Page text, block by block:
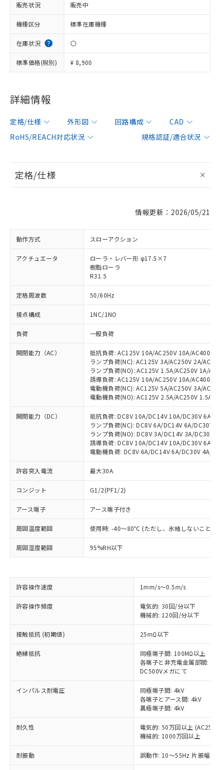
販売状況 販売中
機種区分 標準在庫機種
在庫状況 〇
標準価格(税別) ¥ 8,900
詳細情報
定格/仕様 外形図 回路構成
CAD
RoHS/REACH対応状況
規格認証/適合状況
定格/仕様
情報更新：2026/05/21
動作方式 スローアクション
アクチュエータ
ローラ・レバー形 φ17.5×7
樹脂ローラ
R31.5
定格周波数 50/60Hz
接点構成 1NC/1NO
負荷 一般負荷
開閉能力（AC）
抵抗負荷: AC125V 10A/AC250V 10A/AC400V
ランプ負荷(NC): AC125V 3A/AC250V 2A/
ランプ負荷(NO): AC125V 1.5A/AC250V 1A/
誘導負荷: AC125V 10A/AC250V 10A/AC400V
電動機負荷(NC): AC125V 5A/AC250V 3A/
電動機負荷(NO): AC125V 2.5A/AC250V 1.5A/
開閉能力（DC）
抵抗負荷: DC8V 10A/DC14V 10A/DC30V 6A/
ランプ負荷(NC): DC8V 6A/DC14V 6A/DC30V
ランプ負荷(NO): DC8V 3A/DC14V 3A/DC30V
誘導負荷: DC8V 10A/DC14V 10A/DC30V 6A/
電動機負荷: DC8V 6A/DC14V 6A/DC30V 4A/
許容突入電流 最大30A
コンジット G1/2(PF1/2)
アース端子 アース端子付き
周囲温度範囲 使用時: -40～80℃ (ただし、氷結しないこと）
周囲湿度範囲 95%RH以下
許容操作速度 1mm/s～0.5m/s
許容操作頻度
電気的: 30回/分以下
機械的: 120回/分以下
接触抵抗 (初期値) 25mΩ以下
絶縁抵抗
同極端子間: 100MΩ以上
各端子と非充電金属部間:
DC500Vメガにて
インパルス耐電圧
同極端子間: 4kV
各端子とアース間: 4kV
異極端子間: 4kV
耐久性
電気的: 50万回以上
機械的: 1000万回以上
耐振動 誤動作: 10～55Hz 片振幅
ご利用条件
以下の条件をお読みいただき、同意のうえ
ご利用ください。
本サービスは、当社制御機器事業取扱
商品の当社在庫状況および標準価格
(税抜)を提供させていただくもので
当社制御機器事業取扱商品の中には、
在庫状況および標準価格照会結果は、
記載している更新日時点での社内デー
タに基づき作成されるものであり、閲
※1 対応状況
非含有に対応した製品が提供可能な商品で
す。
対応予定：EU RoHS指令（10物質）の非含
有に対応した製品に切り替える予定のある
対応予定なし：EU RoHS指令（10物質）の
非含有に非対応の商品で、対応品を出す予
定はありません。
調査・確認中：EU RoHS指令（10物質）の
非含有の対応状況を調査中または確認中の
商品です。
非該当品：ライセンス料など無形物で、有
害物質有無と関係のない商品です。
仕入先様の事情により、非含有部品として
いたものが、含有品と判明した場合などや
むを得ず変更することがあります。
鉛(Pb) 1000ppm以下、 水銀(Hg) 1000ppm以下、 カド
「○」：最大均質材料含有率が中国RoHSの
基準値以下であることを示します。
「×」：最大均質材料含有率が中国RoHSの
基準値を超えていることを示します。
「－」：未確認です。当社販売部門へお問
*中国RoHS10物質の基準値 (GB/T26572)：
当社は、これら貴社製品のうち、外国
為替および外国貿易法に定める商品
または国外への提供する場合は、日本